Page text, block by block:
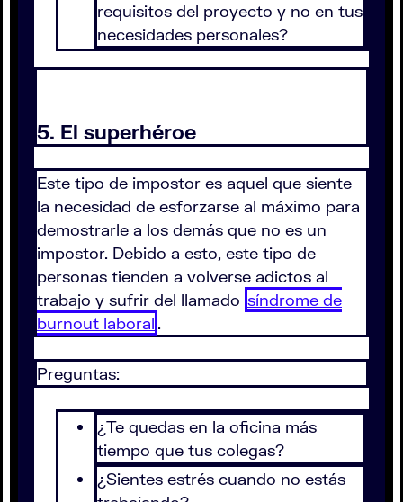
requisitos del proyecto y no en tus
necesidades personales?
5. El superhéroe
Este tipo de impostor es aquel que siente
la necesidad de esforzarse al máximo para
demostrarle a los demás que no es un
impostor. Debido a esto, este tipo de
personas tienden a volverse adictos al
trabajo y sufrir del llamado síndrome de
burnout laboral .
Preguntas:
¿Te quedas en la oficina más
tiempo que tus colegas?
¿Sientes estrés cuando no estás